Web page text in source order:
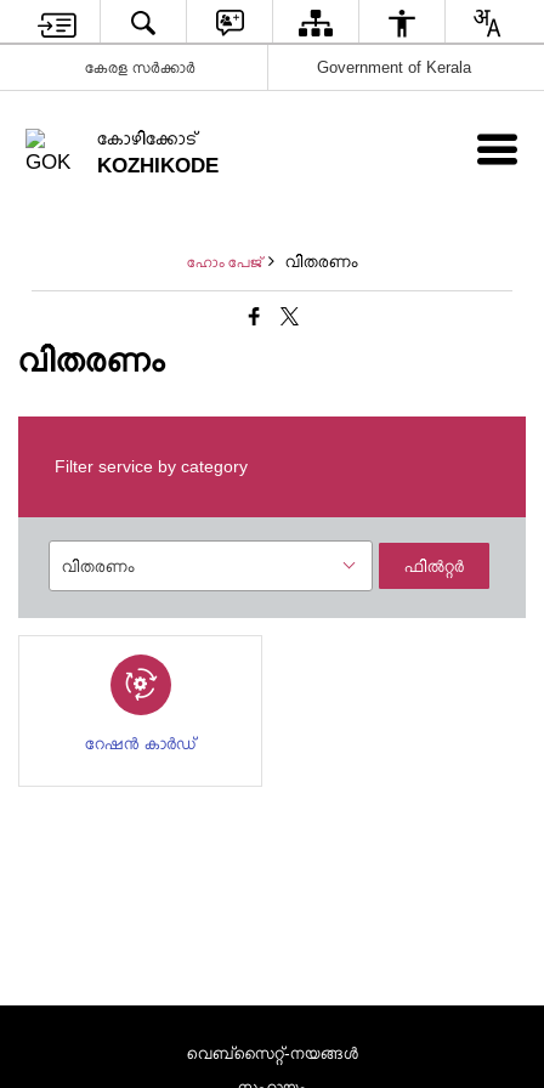
കേരള സർക്കാർ Government of Kerala
കോഴിക്കോട്
KOZHIKODE
ഹോം പേജ് വിതരണം
വിതരണം
Filter service by category
ഫിൽറ്റർ
റേഷൻ കാർഡ്
വെബ്സൈറ്റ്-നയങ്ങള്‍